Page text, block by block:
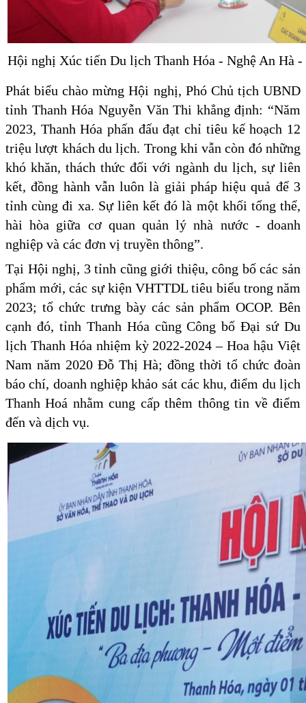
Hội nghị Xúc tiến Du lịch Thanh Hóa - Nghệ An Hà
Phát biểu chào mừng Hội nghị, Phó Chủ tịch UBND
tỉnh Thanh Hóa Nguyễn Văn Thi khẳng định: “Năm
2023, Thanh Hóa phấn đấu đạt chỉ tiêu kế hoạch 12
triệu lượt khách du lịch. Trong khi vẫn còn đó những
khó khăn, thách thức đối với ngành du lịch, sự liên
kết, đồng hành vẫn luôn là giải pháp hiệu quả để 3
tỉnh cùng đi xa. Sự liên kết đó là một khối tổng thể,
hài hòa giữa cơ quan quản lý nhà nước - doanh
nghiệp và các đơn vị truyền thông”.
Tại Hội nghị, 3 tỉnh cũng giới thiệu, công bố các sản
phẩm mới, các sự kiện VHTTDL tiêu biểu trong năm
2023; tổ chức trưng bày các sản phẩm OCOP. Bên
cạnh đó, tỉnh Thanh Hóa cũng Công bố Đại sứ Du
lịch Thanh Hóa nhiệm kỳ 2022-2024 – Hoa hậu Việt
Nam năm 2020 Đỗ Thị Hà; đồng thời tổ chức đoàn
báo chí, doanh nghiệp khảo sát các khu, điểm du lịch
Thanh Hoá nhằm cung cấp thêm thông tin về điểm
đến và dịch vụ.